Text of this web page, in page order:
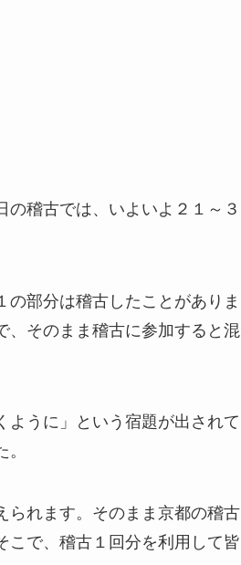
の稽古では、いよいよ２１～３
部分は稽古したことがありま
そのまま稽古に参加すると混
うに」という宿題が出されて
られます。そのまま京都の稽古
こで、稽古１回分を利用して皆